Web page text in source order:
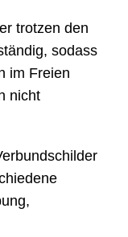
trotzen den
sodass
im Freien
nicht